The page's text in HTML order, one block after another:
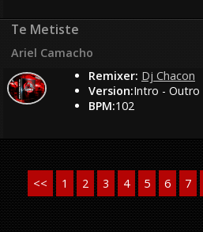
Te Metiste
Ariel Camacho
Remixer: Dj Chacon
Version:Intro - Outro
BPM:102
<< 1 2 3 4 5 6 7